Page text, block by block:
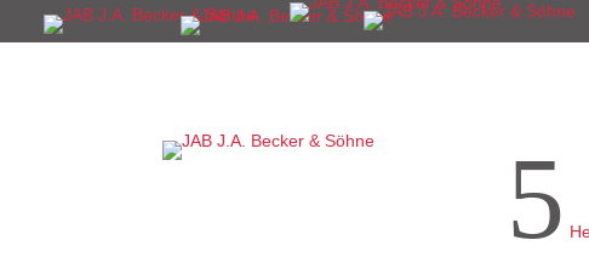
5